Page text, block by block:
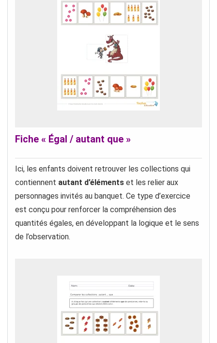
Fiche « Égal / autant que »
Ici, les enfants doivent retrouver les collections qui
contiennent autant d’éléments et les relier aux
personnages invités au banquet. Ce type d’exercice
est conçu pour renforcer la compréhension des
quantités égales, en développant la logique et le sens
de l’observation.